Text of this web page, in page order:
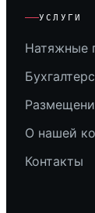
УСЛУГИ
Натяжные
О нашей
Контакты